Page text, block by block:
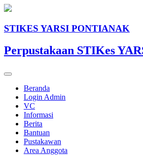
STIKES YARSI PONTIANAK
Perpustakaan STIKes
Beranda
Login Admin
VC
Informasi
Berita
Bantuan
Pustakawan
Area Anggota